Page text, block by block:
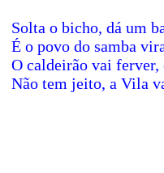
Solta o bicho, dá um
É o povo do samba
O caldeirão vai ferver,
Não tem jeito, a Vila